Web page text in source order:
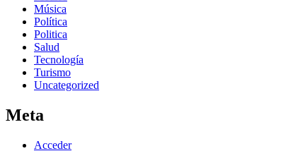
Música
Política
Politica
Salud
Tecnología
Turismo
Uncategorized
Meta
Acceder